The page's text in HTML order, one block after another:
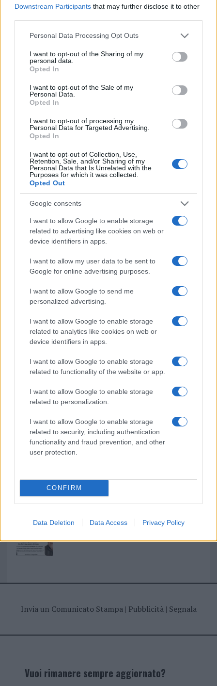
Downstream Participants that may further disclose it to other
Please note that this website/app uses one or more Google
not limited to your visit or usage behaviour. You may click to
grant or deny consent to Google and its third-party tags to
use your data for below specified purposes in below Google
consent section.
Personal Data Processing Opt Outs
I want to opt-out of the Sharing of my
personal data.
Opted In
I want to opt-out of the Sale of my
Personal Data.
Opted In
I want to opt-out of processing my
Personal Data for Targeted Advertising.
Opted In
I want to opt-out of Collection, Use,
Retention, Sale, and/or Sharing of my
Personal Data that Is Unrelated with the
Purposes for which it was collected.
Opted Out
Google consents
I want to allow Google to enable storage
related to advertising like cookies on web or
device identifiers in apps.
I want to allow my user data to be sent to
Google for online advertising purposes.
I want to allow Google to send me
personalized advertising.
I want to allow Google to enable storage
related to analytics like cookies on web or
device identifiers in apps.
I want to allow Google to enable storage
related to functionality of the website or app.
I want to allow Google to enable storage
related to personalization.
I want to allow Google to enable storage
related to security, including authentication
functionality and fraud prevention, and other
user protection.
CONFIRM
Data Deletion Data Access Privacy Policy
provvisorio a La Maddalena
Allarme truffe a Berchidda, falsi incaricati
al Molo Brin è un successo
NECROLOGIE
Mario Malu
Paolo Pinna
Martina Agostina Diturco
I nostri cari
I nostri cari
I nostri cari
Giovannimaria Cabras
Invia un Comunicato Stampa| Pubblicità| Segnala
Vuoi rimanere sempre aggiornato?